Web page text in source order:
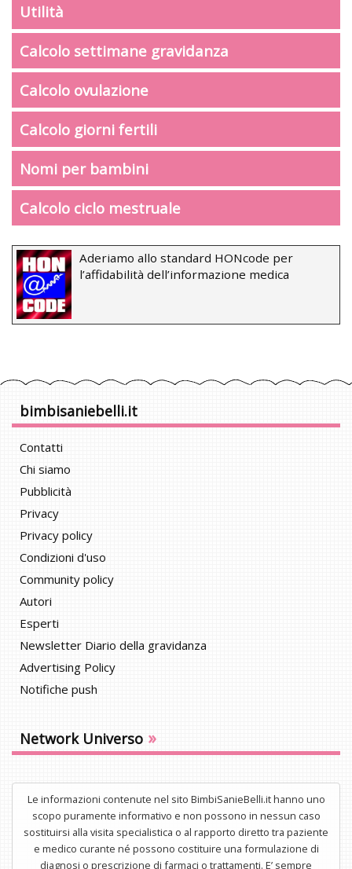
Utilità
Calcolo settimane gravidanza
Calcolo ovulazione
Calcolo giorni fertili
Nomi per bambini
Calcolo ciclo mestruale
Aderiamo allo standard HONcode per
l’affidabilità dell’informazione medica
bimbisaniebelli.it
Contatti
Chi siamo
Pubblicità
Privacy
Privacy policy
Condizioni d'uso
Community policy
Autori
Esperti
Newsletter Diario della gravidanza
Advertising Policy
Notifiche push
Network Universo »
Le informazioni contenute nel sito BimbiSanieBelli.it hanno uno
scopo puramente informativo e non possono in nessun caso
sostituirsi alla visita specialistica o al rapporto diretto tra paziente
e medico curante né possono costituire una formulazione di
diagnosi o prescrizione di farmaci o trattamenti. E’ sempre